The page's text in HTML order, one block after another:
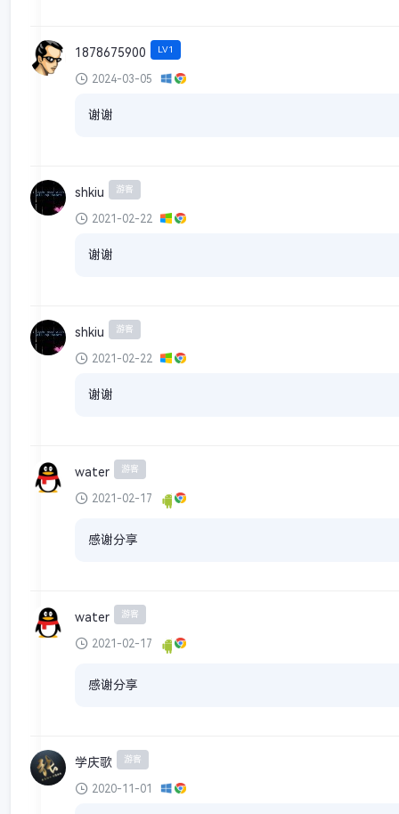
1878675900 LV1
2024-03-05
谢谢
shkiu 游客
2021-02-22
谢谢
shkiu 游客
2021-02-22
谢谢
water 游客
2021-02-17
感谢分享
water 游客
2021-02-17
感谢分享
学庆歌 游客
2020-11-01